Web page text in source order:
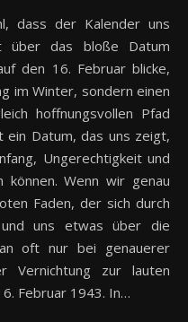
über das bloße Datum
den 16. Februar blicke,
im Winter, sondern einen
hoffnungsvollen Pfad
ein Datum, das uns zeigt,
Ungerechtigkeit und
können. Wenn wir genau
Faden, der sich durch
uns etwas über die
oft nur bei genauerer
Vernichtung zur lauten
Februar 1943. In…